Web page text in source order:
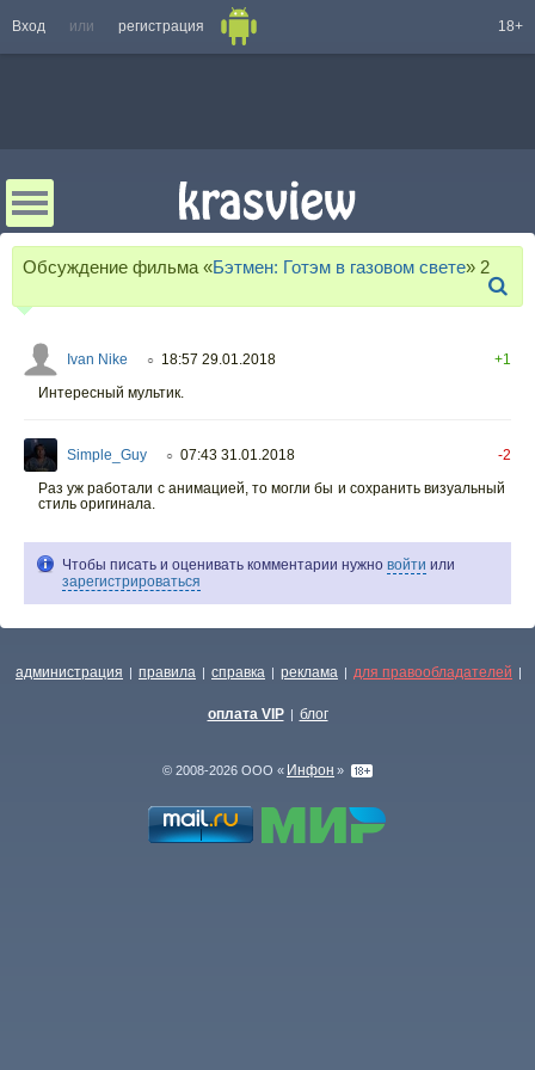
Вход или регистрация 18+
Обсуждение фильма «Бэтмен: Готэм в газовом свете» 2
Ivan Nike ○ 18:57 29.01.2018
+1
Интересный мультик.
Simple_Guy ○ 07:43 31.01.2018
-2
Раз уж работали с анимацией, то могли бы и сохранить визуальный
стиль оригинала.
Чтобы писать и оценивать комментарии нужно войти или
зарегистрироваться
администрация | правила | справка | реклама | для правообладателей |
оплата VIP | блог
© 2008-2026 ООО « Инфон »